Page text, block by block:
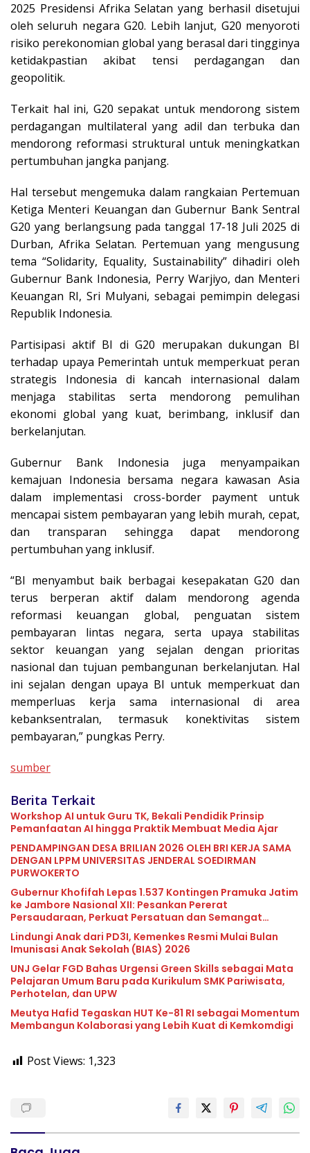
2025 Presidensi Afrika Selatan yang berhasil disetujui
oleh seluruh negara G20. Lebih lanjut, G20 menyoroti
risiko perekonomian global yang berasal dari tingginya
ketidakpastian akibat tensi perdagangan dan
geopolitik.
Terkait hal ini, G20 sepakat untuk mendorong sistem
perdagangan multilateral yang adil dan terbuka dan
mendorong reformasi struktural untuk meningkatkan
pertumbuhan jangka panjang.
Hal tersebut mengemuka dalam rangkaian Pertemuan
Ketiga Menteri Keuangan dan Gubernur Bank Sentral
G20 yang berlangsung pada tanggal 17-18 Juli 2025 di
Durban, Afrika Selatan. Pertemuan yang mengusung
tema “Solidarity, Equality, Sustainability” dihadiri oleh
Gubernur Bank Indonesia, Perry Warjiyo, dan Menteri
Keuangan RI, Sri Mulyani, sebagai pemimpin delegasi
Republik Indonesia.
Partisipasi aktif BI di G20 merupakan dukungan BI
terhadap upaya Pemerintah untuk memperkuat peran
strategis Indonesia di kancah internasional dalam
menjaga stabilitas serta mendorong pemulihan
ekonomi global yang kuat, berimbang, inklusif dan
berkelanjutan.
Gubernur Bank Indonesia juga menyampaikan
kemajuan Indonesia bersama negara kawasan Asia
dalam implementasi cross-border payment untuk
mencapai sistem pembayaran yang lebih murah, cepat,
dan transparan sehingga dapat mendorong
pertumbuhan yang inklusif.
“BI menyambut baik berbagai kesepakatan G20 dan
terus berperan aktif dalam mendorong agenda
reformasi keuangan global, penguatan sistem
pembayaran lintas negara, serta upaya stabilitas
sektor keuangan yang sejalan dengan prioritas
nasional dan tujuan pembangunan berkelanjutan. Hal
ini sejalan dengan upaya BI untuk memperkuat dan
memperluas kerja sama internasional di area
kebanksentralan, termasuk konektivitas sistem
pembayaran,” pungkas Perry.
sumber
Berita Terkait
Workshop AI untuk Guru TK, Bekali Pendidik Prinsip
Pemanfaatan AI hingga Praktik Membuat Media Ajar
PENDAMPINGAN DESA BRILIAN 2026 OLEH BRI KERJA SAMA
DENGAN LPPM UNIVERSITAS JENDERAL SOEDIRMAN
PURWOKERTO
Gubernur Khofifah Lepas 1.537 Kontingen Pramuka Jatim
ke Jambore Nasional XII: Pesankan Pererat
Persaudaraan, Perkuat Persatuan dan Semangat
Nasionalisme
Lindungi Anak dari PD3I, Kemenkes Resmi Mulai Bulan
Imunisasi Anak Sekolah (BIAS) 2026
UNJ Gelar FGD Bahas Urgensi Green Skills sebagai Mata
Pelajaran Umum Baru pada Kurikulum SMK Pariwisata,
Perhotelan, dan UPW
Meutya Hafid Tegaskan HUT Ke-81 RI sebagai Momentum
Membangun Kolaborasi yang Lebih Kuat di Kemkomdigi
Post Views: 1,323